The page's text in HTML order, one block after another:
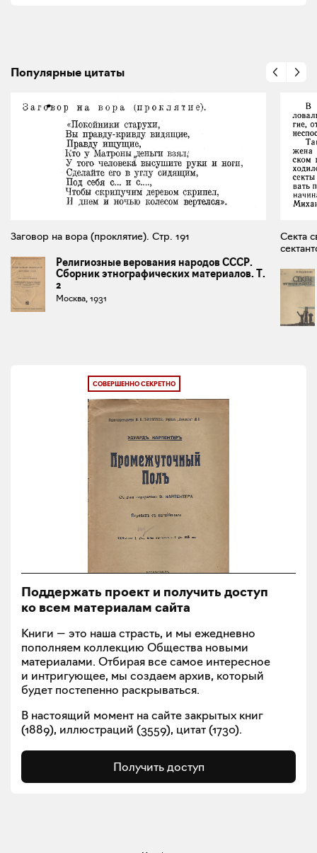
Популярные цитаты
Заговор на вора (проклятие). Стр. 191
Религиозные верования народов СССР.
Сборник этнографических материалов. Т.
2
Москва, 1931
Секта
СОВЕРШЕННО СЕКРЕТНО
Поддержать проект и получить доступ
ко всем материалам сайта
Книги — это наша страсть, и мы ежедневно
пополняем коллекцию Общества новыми
материалами. Отбирая все самое интересное
и интригующее, мы создаем архив, который
будет постепенно раскрываться.
В настоящий момент на сайте закрытых книг
(1889), иллюстраций (3559), цитат (1730).
Получить доступ